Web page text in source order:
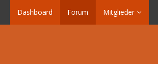
Dashboard Forum Mitglieder